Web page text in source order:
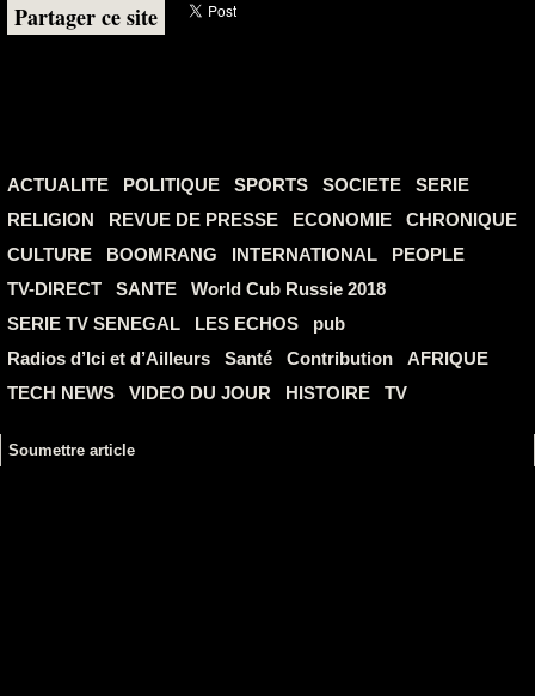
Partager ce site
ACTUALITE POLITIQUE SPORTS SOCIETE
SERIE
RELIGION
REVUE DE PRESSE ECONOMIE
CHRONIQUE
CULTURE
BOOMRANG INTERNATIONAL
PEOPLE
TV-DIRECT
SANTE
World Cub Russie 2018
SERIE TV SENEGAL
LES ECHOS
pub
Radios d’Ici et d’Ailleurs
Santé Contribution
AFRIQUE
TECH NEWS
VIDEO DU JOUR HISTOIRE TV
Soumettre article